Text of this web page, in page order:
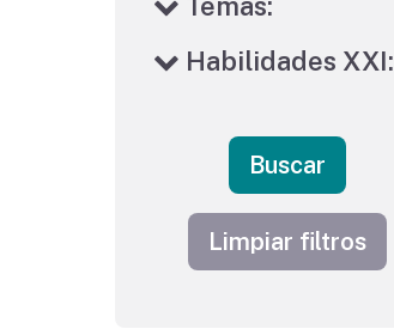
Temas:
Habilidades XXI:
Buscar
Limpiar filtros